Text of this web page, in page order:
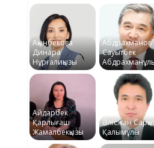
Ақынбекова
Динара
Нұрғалиқызы
Абдрахманов
Сауытбек
Айдарбек
Қарлығаш
Жамалбекқызы
Әлісжан
Қалымұлы